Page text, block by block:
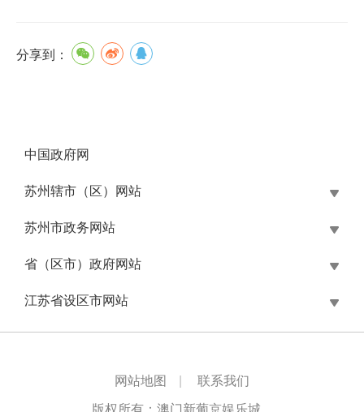
分享到：
中国政府网
苏州辖市（区）网站
苏州市政务网站
省（区市）政府网站
江苏省设区市网站
网站地图 |
联系我们